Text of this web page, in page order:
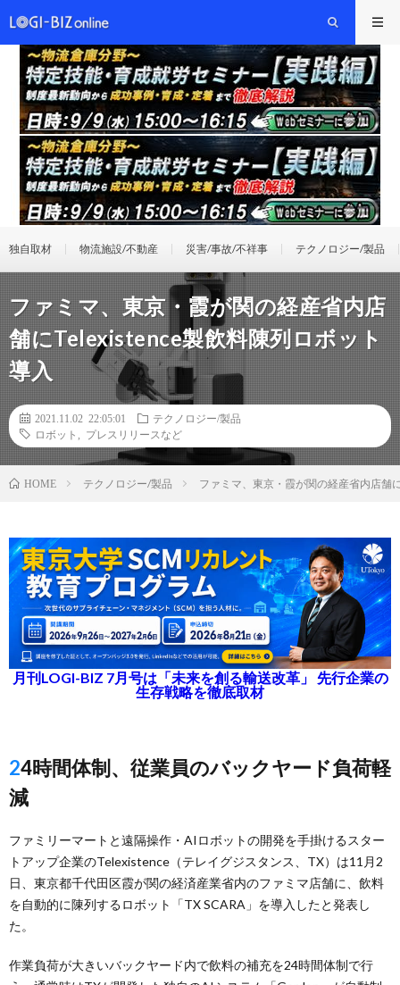
独自取材 物流施設/不動産 災害/事故/不祥事 テクノロジー/製品
ファミマ、東京・霞が関の経産省内店
舗にTelexistence製飲料陳列ロボット
導入
2021.11.02 22:05:01
テクノロジー/製品
ロボット
プレスリリースなど
HOME テクノロジー/製品 ファミマ、東京・霞が関の経産省内店舗
月刊LOGI-BIZ 7月号は「未来を創る輸送改革」 先行企業の
生存戦略を徹底取材
24時間体制、従業員のバックヤード負荷軽
減
ファミリーマートと遠隔操作・AIロボットの開発を手掛けるスター
トアップ企業のTelexistence（テレイグジスタンス、TX）は11月2
日、東京都千代田区霞が関の経済産業省内のファミマ店舗に、飲料
を自動的に陳列するロボット「TX SCARA」を導入したと発表し
た。
作業負荷が大きいバックヤード内で飲料の補充を24時間体制で行